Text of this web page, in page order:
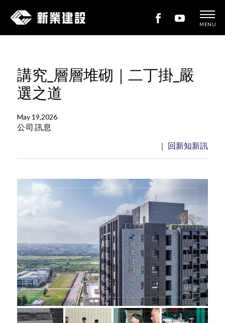
新
建
設
MENU
講究_層層堆砌｜二丁掛_嚴
選之道
May 19,2026
公司訊息
｜ 回新知新訊